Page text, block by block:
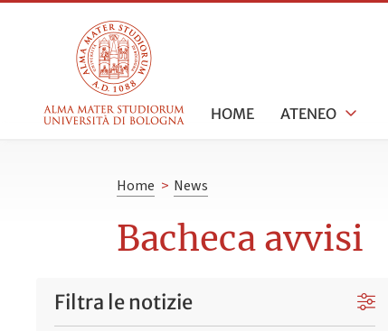
HOME ATENEO
Home > News
Bacheca avvisi
Filtra le notizie